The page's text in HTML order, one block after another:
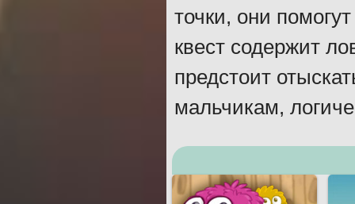
точки, они
квест содержит
предстоит
мальчикам,